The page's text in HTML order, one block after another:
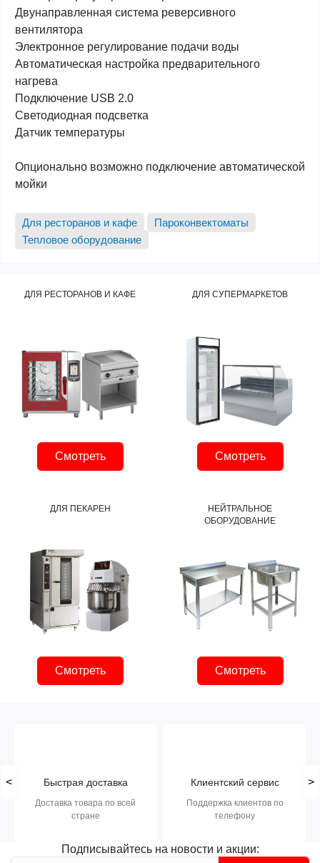
Двунаправленная система реверсивного
вентилятора
Электронное регулирование подачи воды
Автоматическая настройка предварительного
нагрева
Подключение USB 2.0
Светодиодная подсветка
Датчик температуры
Опционально возможно подключение автоматической
мойки
Для ресторанов и кафе
Пароконвектоматы
Тепловое оборудование
ДЛЯ РЕСТОРАНОВ И КАФЕ
Смотреть
ДЛЯ СУПЕРМАРКЕТОВ
Смотреть
ДЛЯ ПЕКАРЕН
Смотреть
НЕЙТРАЛЬНОЕ
ОБОРУДОВАНИЕ
Смотреть
< Быстрая доставка
Доставка товара по всей
стране
Клиентский сервис
Поддержка клиентов по
телефону
>
Подписывайтесь на новости и акции: